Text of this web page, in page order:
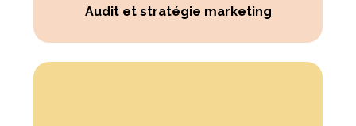
Audit et stratégie marketing